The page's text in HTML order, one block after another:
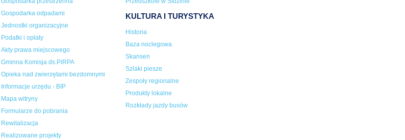
Gospodarka odpadami
Jednostki organizacyjne
Podatki i opłaty
Akty prawa miejscowego
Gminna Komisja ds.PiRPA
Opieka nad zwierzętami bezdomnymi
Informacje urzędu - BIP
Mapa witryny
Formularze do pobrania
Rewitalizacja
Realizowane projekty
KULTURA I TURYSTYKA
Historia
Baza noclegowa
Skansen
Szlaki piesze
Zespoły regionalne
Produkty lokalne
Rozkłady jazdy busów